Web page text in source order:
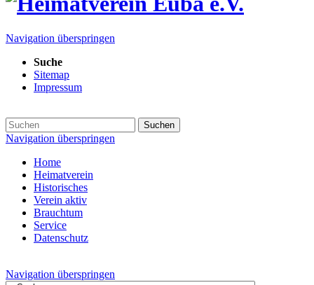
Navigation überspringen
Suche
Sitemap
Impressum
Suchen
Navigation überspringen
Home
Heimatverein
Historisches
Verein aktiv
Brauchtum
Service
Datenschutz
Navigation überspringen